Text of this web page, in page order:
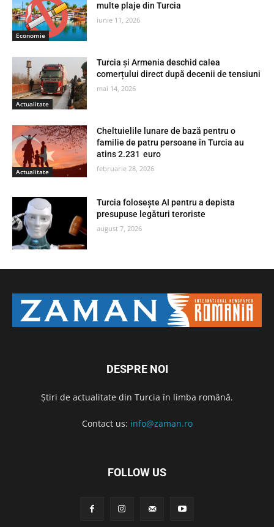
Economie
multe plaje din Turcia
iunie 11, 2026
Actualitate
Turcia și Armenia deschid calea
comerțului direct după decenii de tensiuni
mai 14, 2026
Actualitate
Cheltuielile lunare de bază pentru o
familie de patru persoane în Turcia au
atins 2.231 euro
februarie 28, 2026
Turcia folosește AI pentru a depista
presupuse legături teroriste
august 7, 2026
DESPRE NOI
Știri de actualitate din Turcia în limba română.
Contact us: info@zaman.ro
FOLLOW US